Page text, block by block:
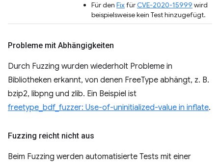
Für den FixfürCVE-2020-15999 wird
beispielsweise kein Test hinzugefügt.
Probleme mit Abhängigkeiten
Durch Fuzzing wurden wiederholt Probleme in
Bibliotheken erkannt, von denen FreeType abhängt, z. B.
bzip2, libpng und zlib. Ein Beispiel ist
freetype_bdf_fuzzer: Use-of-uninitialized-value in inflate.
Fuzzing reicht nicht aus
Beim Fuzzing werden automatisierte Tests mit einer